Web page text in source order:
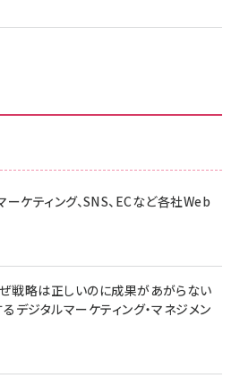
ケティング、SNS、ECなど各社Web
戦略は正しいのに成果があがらない
デジタルマーケティング・マネジメン